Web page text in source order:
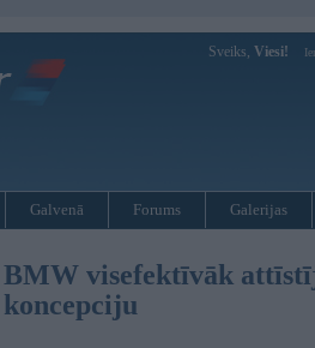
Sveiks, Viesi!
Galvenā Forums Galerijas
BMW visefektīvāk
koncepciju